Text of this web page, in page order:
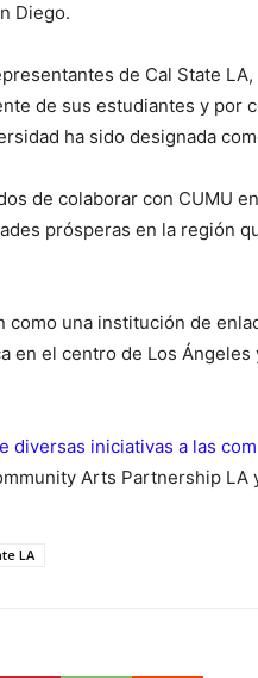
Diego.
de Cal State
de sus estudiantes y por
ha sido designada
de colaborar con CUMU
prósperas en la región
como una institución de
en el centro de Los
diversas iniciativas a las
Arts Partnership LA
LA